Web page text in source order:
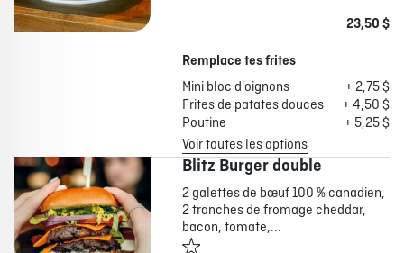
23,50 $
Remplace tes frites
Mini bloc d'oignons
+ 2,75 $
Frites de patates douces
+ 4,50 $
Poutine
+ 5,25 $
Voir toutes les options
Blitz Burger double
2 galettes de bœuf 100 % canadien,
2 tranches de fromage cheddar,
bacon, tomate,...